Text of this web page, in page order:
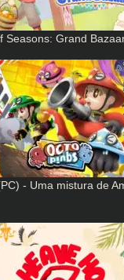
Seasons: Grand
- Uma mistura de